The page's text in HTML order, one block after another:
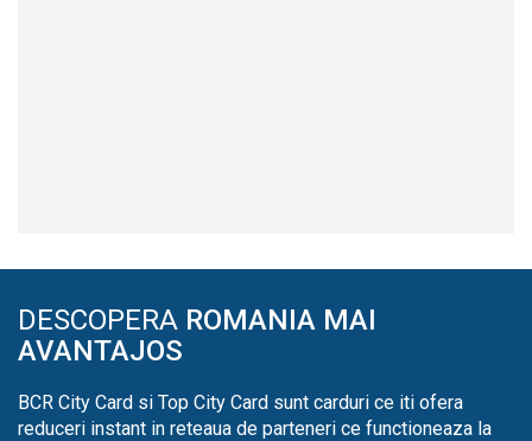
DESCOPERA ROMANIA MAI
AVANTAJOS
BCR City Card si Top City Card sunt carduri ce iti ofera
reduceri instant in reteaua de parteneri ce functioneaza la